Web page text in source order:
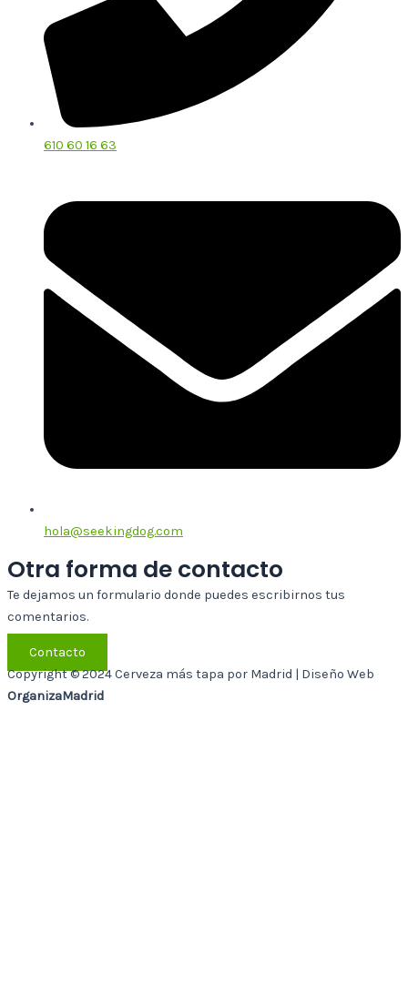
610 60 16 63
hola@seekingdog.com
Otra forma de contacto
Te dejamos un formulario donde puedes escribirnos tus
comentarios.
Contacto
Copyright © 2024 Cerveza más tapa por Madrid | Diseño Web
OrganizaMadrid